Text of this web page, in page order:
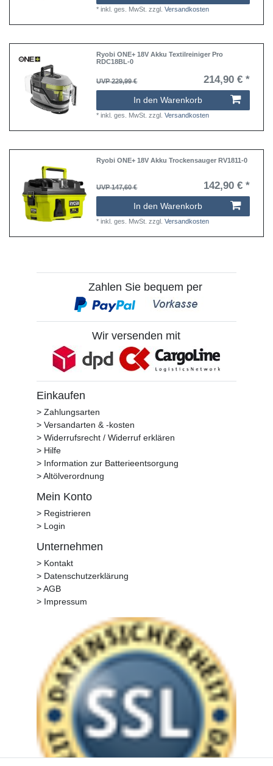
*inkl. ges. MwSt. zzgl.Versandkosten
Ryobi ONE+ 18V Akku Textilreiniger Pro
RDC18BL-0
UVP 229,99 € 214,90 € *
In den Warenkorb
*inkl. ges. MwSt. zzgl.Versandkosten
Ryobi ONE+ 18V Akku Trockensauger RV1811-0
UVP 147,60 € 142,90 € *
In den Warenkorb
*inkl. ges. MwSt. zzgl.Versandkosten
Zahlen Sie bequem per
Wir versenden mit
Einkaufen
> Zahlungsarten
> Versandarten & -kosten
> Widerrufsrecht / Widerruf erklären
> Hilfe
> Information zur Batterieentsorgung
> Altölverordnung
Mein Konto
> Registrieren
> Login
Unternehmen
> Kontakt
> Datenschutzerklärung
> AGB
> Impressum